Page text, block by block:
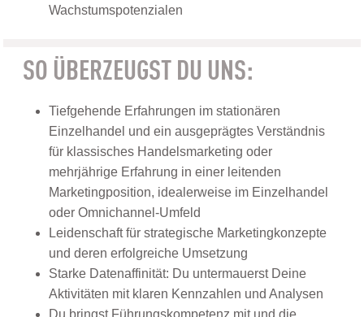
Wachstumspotenzialen
SO ÜBERZEUGST DU UNS:
Tiefgehende Erfahrungen im stationären
Einzelhandel und ein ausgeprägtes Verständnis
für klassisches Handelsmarketing oder
mehrjährige Erfahrung in einer leitenden
Marketingposition, idealerweise im Einzelhandel
oder Omnichannel-Umfeld
Leidenschaft für strategische Marketingkonzepte
und deren erfolgreiche Umsetzung
Starke Datenaffinität: Du untermauerst Deine
Aktivitäten mit klaren Kennzahlen und Analysen